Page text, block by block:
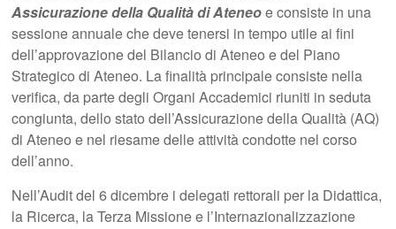
Assicurazione della Qualità di Ateneoe consiste in una
sessione annuale che deve tenersi in tempo utile ai fini
dell’approvazione del Bilancio di Ateneo e del Piano
Strategico di Ateneo. La finalità principale consiste nella
verifica, da parte degli Organi Accademici riuniti in seduta
congiunta, dello stato dell’Assicurazione della Qualità (AQ)
di Ateneo e nel riesame delle attività condotte nel corso
dell’anno.
Nell’Audit del 6 dicembre i delegati rettorali per la Didattica,
la Ricerca, la Terza Missione e l’Internazionalizzazione